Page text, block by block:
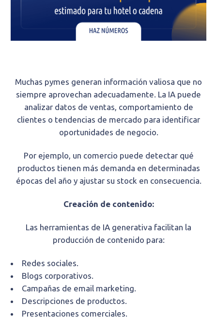
Muchas pymes generan información valiosa que no
siempre aprovechan adecuadamente. La IA puede
analizar datos de ventas, comportamiento de
clientes o tendencias de mercado para identificar
oportunidades de negocio.
Por ejemplo, un comercio puede detectar qué
productos tienen más demanda en determinadas
épocas del año y ajustar su stock en consecuencia.
Creación de contenido:
Las herramientas de IA generativa facilitan la
producción de contenido para:
Redes sociales.
Blogs corporativos.
Campañas de email marketing.
Descripciones de productos.
Presentaciones comerciales.